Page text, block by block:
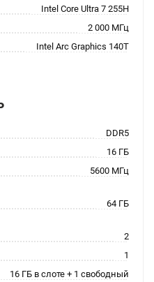
Intel Core Ultra 7 255H
2 000 МГц
Intel Arc Graphics 140T
DDR5
16 ГБ
5600 МГц
64 ГБ
2
1
16 ГБ в слоте + 1 свободный